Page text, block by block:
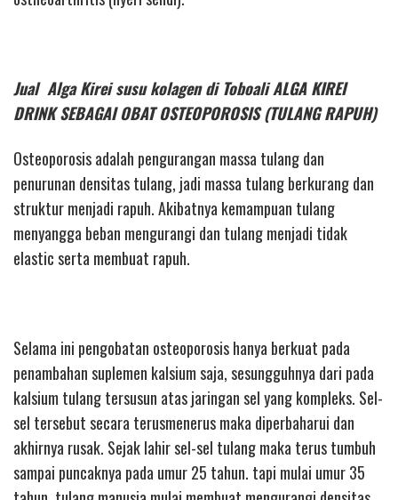
Jual Alga Kirei susu kolagen di Toboali ALGA KIREI
DRINK SEBAGAI OBAT OSTEOPOROSIS (TULANG RAPUH)
Osteoporosis adalah pengurangan massa tulang dan
penurunan densitas tulang, jadi massa tulang berkurang dan
struktur menjadi rapuh. Akibatnya kemampuan tulang
menyangga beban mengurangi dan tulang menjadi tidak
elastic serta membuat rapuh.
Selama ini pengobatan osteoporosis hanya berkuat pada
penambahan suplemen kalsium saja, sesungguhnya dari pada
kalsium tulang tersusun atas jaringan sel yang kompleks. Sel-
sel tersebut secara terusmenerus maka diperbaharui dan
akhirnya rusak. Sejak lahir sel-sel tulang maka terus tumbuh
sampai puncaknya pada umur 25 tahun. tapi mulai umur 35